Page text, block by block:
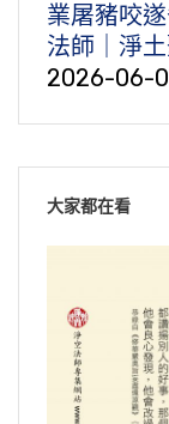
業屠豬咬
法師｜淨
2026-06-
大家都在看